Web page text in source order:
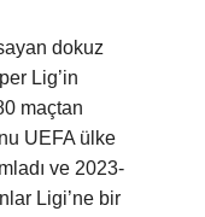
dokuz
Lig’in
maçtan
UEFA ülke
ve 2023-
Ligi’ne bir